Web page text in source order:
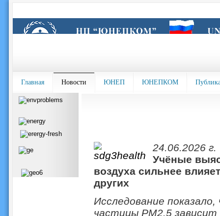
Главная Новости ЮНЕП ЮНЕПКОМ
24.06.2026 г.
Учёные
воздуха сильнее
других
Исследование
частицы PM2.5